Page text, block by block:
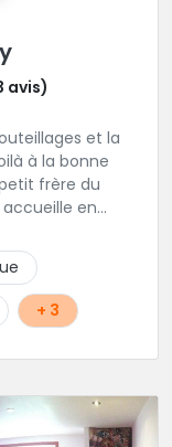
avis)
et la
à la bonne
frère du
en
choix de
+ 3